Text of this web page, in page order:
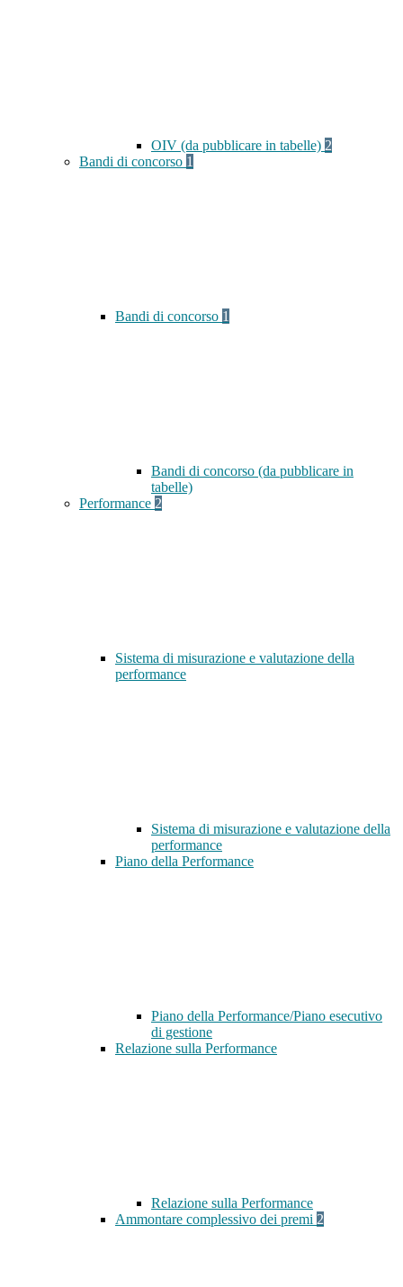
OIV (da pubblicare in tabelle) 2
Bandi di concorso 1
Bandi di concorso 1
Bandi di concorso (da pubblicare in
tabelle)
Performance 2
Sistema di misurazione e valutazione della
performance
Sistema di misurazione e valutazione della
performance
Piano della Performance
Piano della Performance/Piano esecutivo
di gestione
Relazione sulla Performance
Relazione sulla Performance
Ammontare complessivo dei premi 2